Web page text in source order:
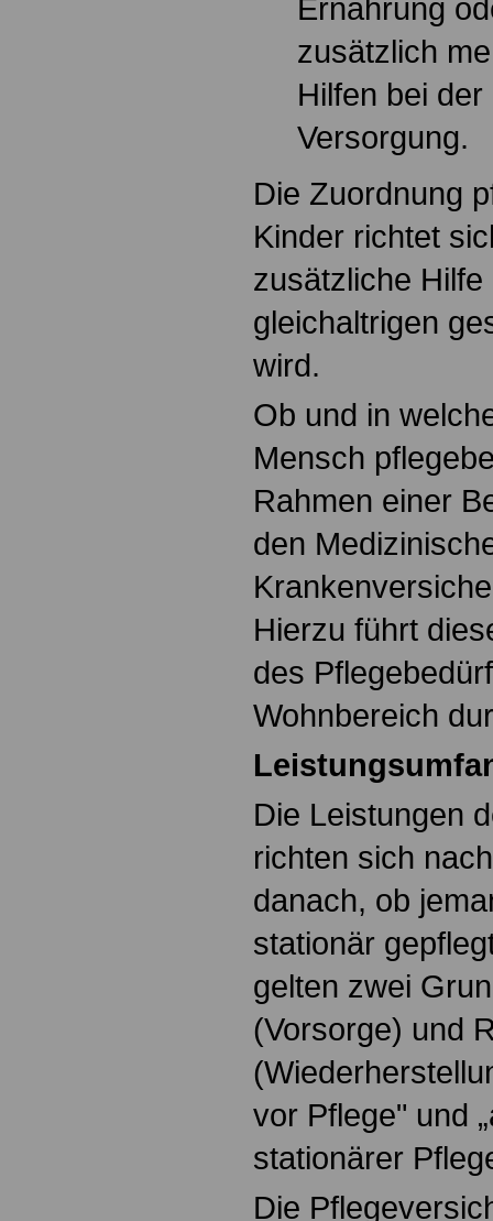
Ernährung
zusätzlich
Hilfen bei
Versorgung.
Die Zuordnung
Kinder richtet
zusätzliche
gleichaltrigen
wird.
Ob und in
Mensch
Rahmen einer
den
Hierzu führt
des
Wohnbereich
Die Leistungen
richten sich
danach, ob
stationär
gelten zwei
(Vorsorge) und
vor Pflege" und
stationärer
Die